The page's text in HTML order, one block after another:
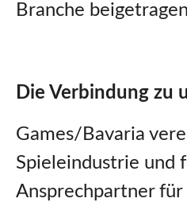
Branche
Die Verbindung zu
Games/Bavaria
Spieleindustrie und
Ansprechpartner für